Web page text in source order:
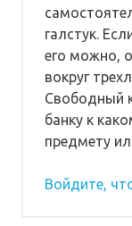
галстук.
его можно,
вокруг
Свободный
банку к
предмету
Войдите,